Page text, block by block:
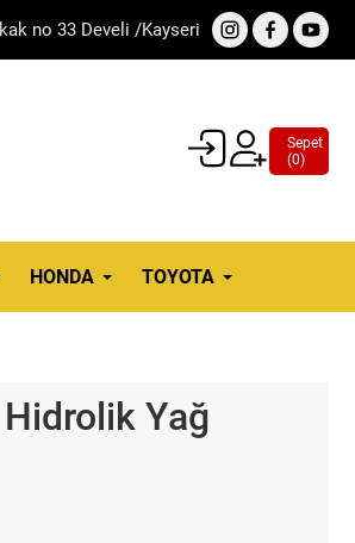
no 33 Develi /Kayseri
Sepet
(0)
HONDA TOYOTA
Yağ